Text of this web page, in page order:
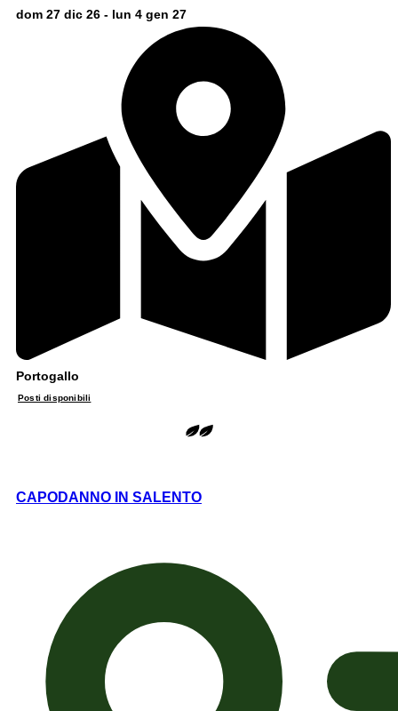
dom 27 dic 26 - lun 4 gen 27
Portogallo
Posti disponibili
CAPODANNO IN SALENTO